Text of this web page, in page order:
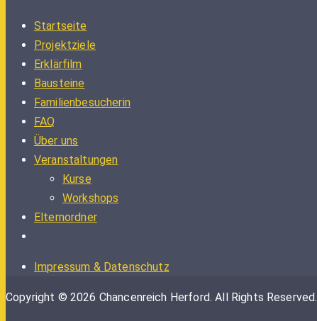
Startseite
Projektziele
Erklärfilm
Bausteine
Familienbesucherin
FAQ
Über uns
Veranstaltungen
Kurse
Workshops
Elternordner
Impressum & Datenschutz
Copyright © 2026 Chancenreich Herford. All Rights Reserved.